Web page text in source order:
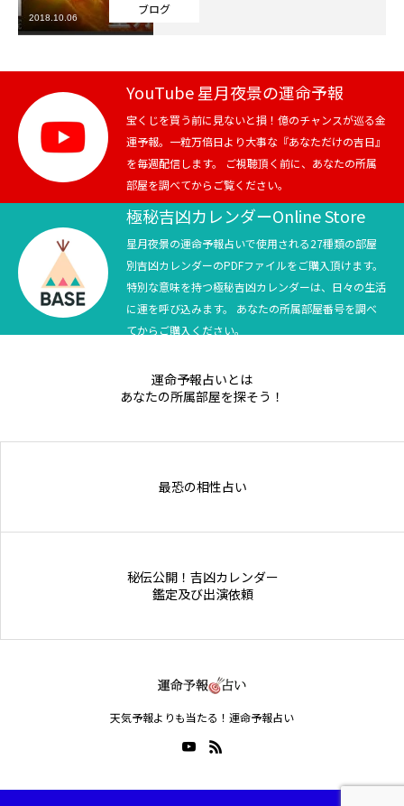
芸能界
テニス
スポーツ
競馬
テニス四大大会・五輪
テニス四大大会・五輪
ブログ
2018.10.06
YouTube 星月夜景の運命予報
宝くじを買う前に見ないと損！億のチャンスが巡る金
運予報。一粒万倍日より大事な『あなただけの吉日』
を毎週配信します。 ご視聴頂く前に、あなたの所属
部屋を調べてからご覧ください。
極秘吉凶カレンダーOnline Store
星月夜景の運命予報占いで使用される27種類の部屋
別吉凶カレンダーのPDFファイルをご購入頂けます。
特別な意味を持つ極秘吉凶カレンダーは、日々の生活
に運を呼び込みます。 あなたの所属部屋番号を調べ
てからご購入ください。
運命予報占いとは
あなたの所属部屋を探そう！
最恐の相性占い
秘伝公開！吉凶カレンダー
鑑定及び出演依頼
天気予報よりも当たる！運命予報占い